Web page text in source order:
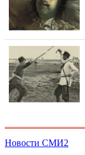
Новости СМИ2